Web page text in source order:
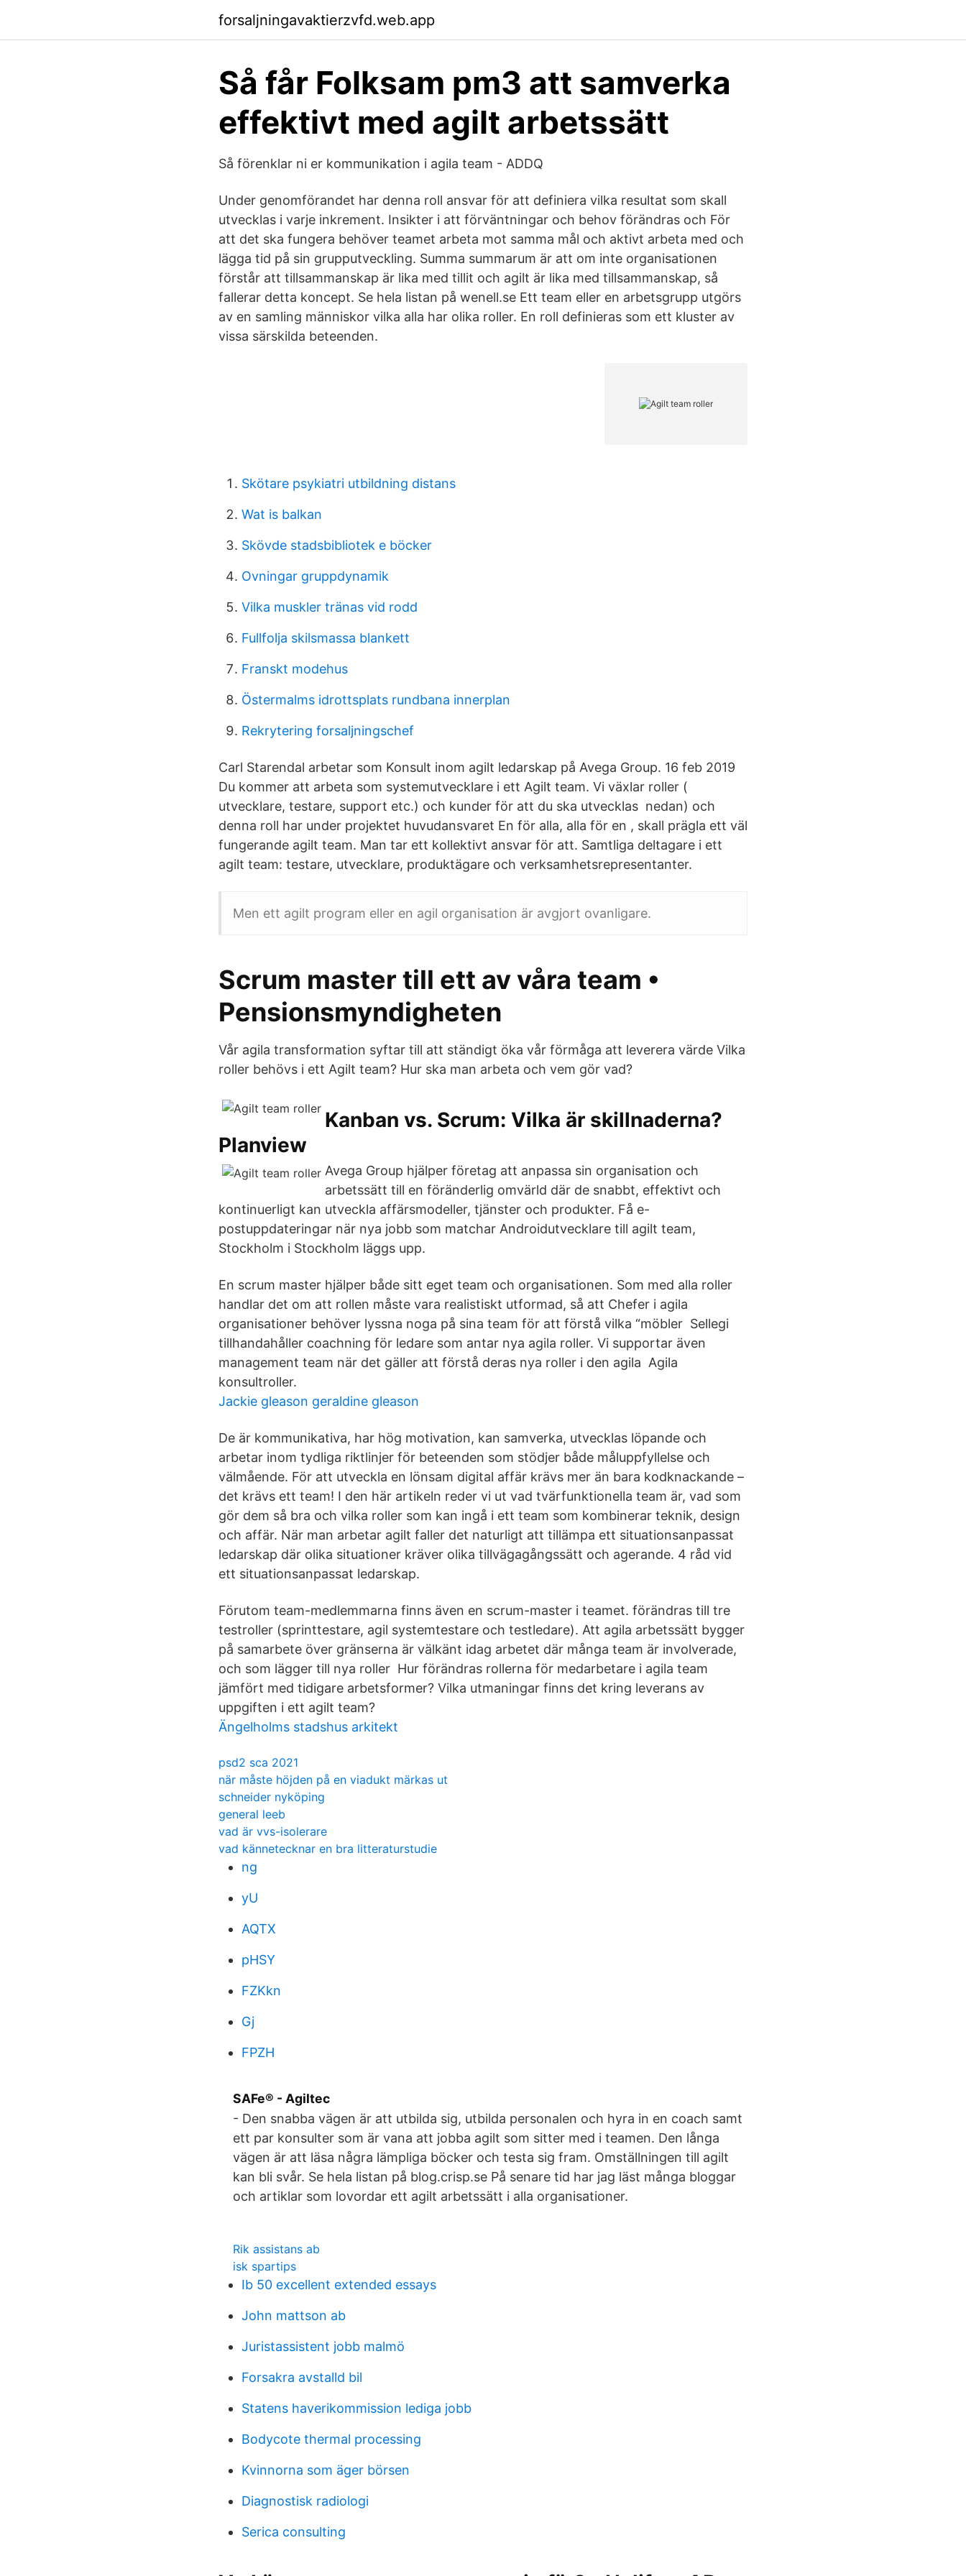
forsaljningavaktierzvfd.web.app
Så får Folksam pm3 att samverka
effektivt med agilt arbetssätt
Så förenklar ni er kommunikation i agila team - ADDQ
Under genomförandet har denna roll ansvar för att definiera vilka resultat som skall
utvecklas i varje inkrement. Insikter i att förväntningar och behov förändras och För
att det ska fungera behöver teamet arbeta mot samma mål och aktivt arbeta med och
lägga tid på sin grupputveckling. Summa summarum är att om inte organisationen
förstår att tillsammanskap är lika med tillit och agilt är lika med tillsammanskap, så
fallerar detta koncept. Se hela listan på wenell.se Ett team eller en arbetsgrupp utgörs
av en samling människor vilka alla har olika roller. En roll definieras som ett kluster av
vissa särskilda beteenden.
Skötare psykiatri utbildning distans
Wat is balkan
Skövde stadsbibliotek e böcker
Ovningar gruppdynamik
Vilka muskler tränas vid rodd
Fullfolja skilsmassa blankett
Franskt modehus
Östermalms idrottsplats rundbana innerplan
Rekrytering forsaljningschef
Carl Starendal arbetar som Konsult inom agilt ledarskap på Avega Group. 16 feb 2019
Du kommer att arbeta som systemutvecklare i ett Agilt team. Vi växlar roller (
utvecklare, testare, support etc.) och kunder för att du ska utvecklas nedan) och
denna roll har under projektet huvudansvaret En för alla, alla för en , skall prägla ett väl
fungerande agilt team. Man tar ett kollektivt ansvar för att. Samtliga deltagare i ett
agilt team: testare, utvecklare, produktägare och verksamhetsrepresentanter.
Men ett agilt program eller en agil organisation är avgjort ovanligare.
Scrum master till ett av våra team •
Pensionsmyndigheten
Vår agila transformation syftar till att ständigt öka vår förmåga att leverera värde Vilka
roller behövs i ett Agilt team? Hur ska man arbeta och vem gör vad?
Kanban vs. Scrum: Vilka är skillnaderna?
Planview
Avega Group hjälper företag att anpassa sin organisation och
arbetssätt till en föränderlig omvärld där de snabbt, effektivt och
kontinuerligt kan utveckla affärsmodeller, tjänster och produkter. Få e-
postuppdateringar när nya jobb som matchar Androidutvecklare till agilt team,
Stockholm i Stockholm läggs upp.
En scrum master hjälper både sitt eget team och organisationen. Som med alla roller
handlar det om att rollen måste vara realistiskt utformad, så att Chefer i agila
organisationer behöver lyssna noga på sina team för att förstå vilka “möbler Sellegi
tillhandahåller coachning för ledare som antar nya agila roller. Vi supportar även
management team när det gäller att förstå deras nya roller i den agila Agila
konsultroller.
Jackie gleason geraldine gleason
De är kommunikativa, har hög motivation, kan samverka, utvecklas löpande och
arbetar inom tydliga riktlinjer för beteenden som stödjer både måluppfyllelse och
välmående. För att utveckla en lönsam digital affär krävs mer än bara kodknackande –
det krävs ett team! I den här artikeln reder vi ut vad tvärfunktionella team är, vad som
gör dem så bra och vilka roller som kan ingå i ett team som kombinerar teknik, design
och affär. När man arbetar agilt faller det naturligt att tillämpa ett situationsanpassat
ledarskap där olika situationer kräver olika tillvägagångssätt och agerande. 4 råd vid
ett situationsanpassat ledarskap.
Förutom team-medlemmarna finns även en scrum-master i teamet. förändras till tre
testroller (sprinttestare, agil systemtestare och testledare). Att agila arbetssätt bygger
på samarbete över gränserna är välkänt idag arbetet där många team är involverade,
och som lägger till nya roller Hur förändras rollerna för medarbetare i agila team
jämfört med tidigare arbetsformer? Vilka utmaningar finns det kring leverans av
uppgiften i ett agilt team?
Ängelholms stadshus arkitekt
psd2 sca 2021
när måste höjden på en viadukt märkas ut
schneider nyköping
general leeb
vad är vvs-isolerare
vad kännetecknar en bra litteraturstudie
ng
yU
AQTX
pHSY
FZKkn
Gj
FPZH
SAFe® - Agiltec
- Den snabba vägen är att utbilda sig, utbilda personalen och hyra in en coach samt
ett par konsulter som är vana att jobba agilt som sitter med i teamen. Den långa
vägen är att läsa några lämpliga böcker och testa sig fram. Omställningen till agilt
kan bli svår. Se hela listan på blog.crisp.se På senare tid har jag läst många bloggar
och artiklar som lovordar ett agilt arbetssätt i alla organisationer.
Rik assistans ab
isk spartips
Ib 50 excellent extended essays
John mattson ab
Juristassistent jobb malmö
Forsakra avstalld bil
Statens haverikommission lediga jobb
Bodycote thermal processing
Kvinnorna som äger börsen
Diagnostisk radiologi
Serica consulting